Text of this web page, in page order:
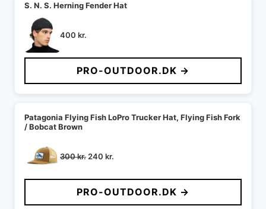
S. N. S. Herning Fender Hat
400 kr.
PRO-OUTDOOR.DK →
Patagonia Flying Fish LoPro Trucker Hat, Flying Fish Fork
/ Bobcat Brown
300kr. Den
pris
var:
300 kr..
240 kr.
pris
er:
240 kr..
PRO-OUTDOOR.DK →